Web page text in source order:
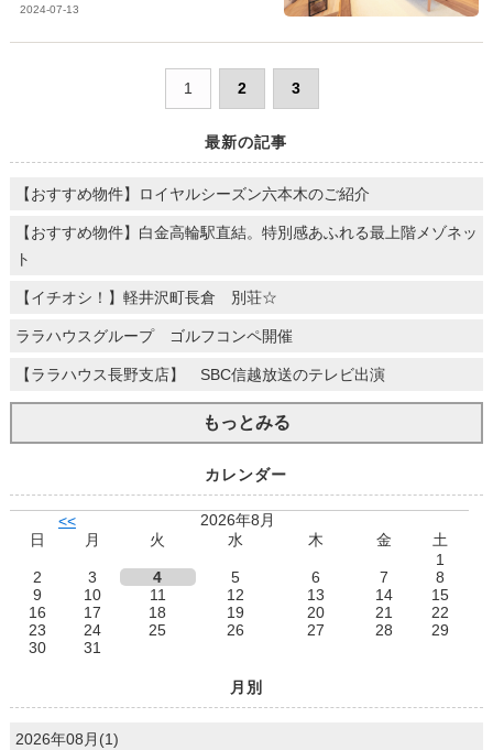
2024-07-13
1 2 3
最新の記事
【おすすめ物件】ロイヤルシーズン六本木のご紹介
【おすすめ物件】白金高輪駅直結。特別感あふれる最上階メゾネッ
ト
【イチオシ！】軽井沢町長倉 別荘☆
ララハウスグループ ゴルフコンペ開催
【ララハウス長野支店】 SBC信越放送のテレビ出演
もっとみる
カレンダー
<<
2026年8月
日
月 火 水 木 金
土
1
2
3 4 5 6 7
8
9
10 11 12 13 14
15
16
17 18 19 20 21
22
23
24 25 26 27 28
29
30
31
月別
2026年08月(1)